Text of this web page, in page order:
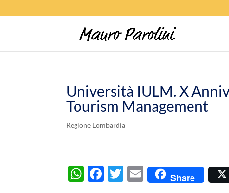
Università IULM. X
Tourism Management
Regione Lombardia
W F
T
E
Share